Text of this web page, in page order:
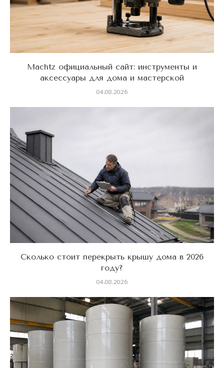
Machtz официальный сайт: инструменты и
аксессуары для дома и мастерской
04.08.2026
Сколько стоит перекрыть крышу дома в 2026
году?
04.08.2026